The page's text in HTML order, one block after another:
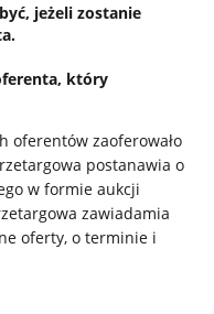
jeżeli zostanie
który
oferentów zaoferowało
postanawia o
w formie aukcji
zawiadamia
oferty, o terminie i